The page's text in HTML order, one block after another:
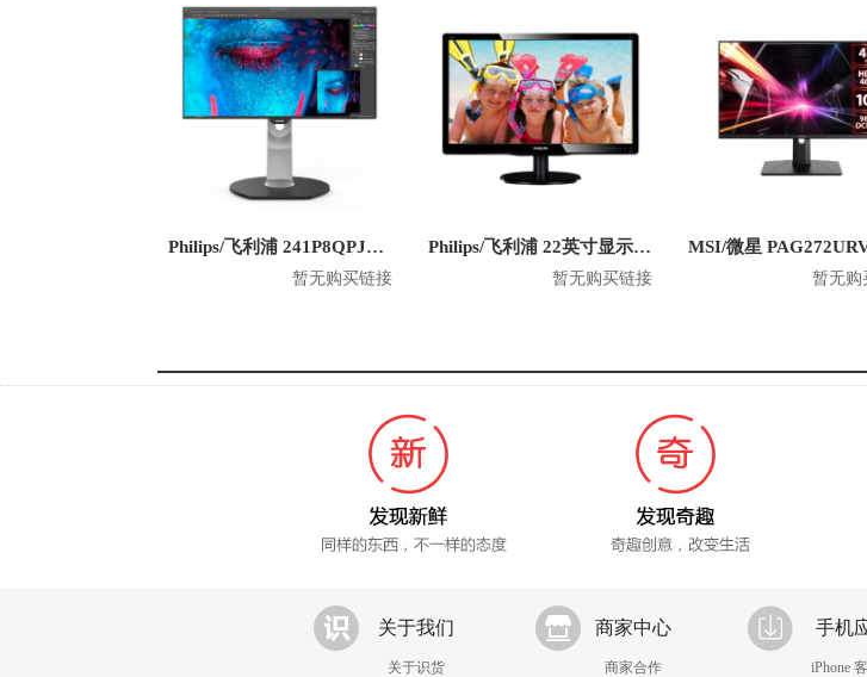
Philips/飞利浦 241P8QPJEB 23.8英寸 1080P显示器
暂无购买链接
Philips/飞利浦 22英寸显示器 220V4LSB
暂无购买链接 暂无购
关于我们
关于识货
商家中心
商家合作
手机
iPhone